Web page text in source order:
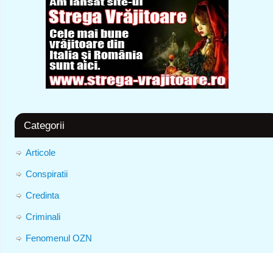
Categorii
Articole
Conspiratii
Credinta
Criminali
Fenomenul OZN